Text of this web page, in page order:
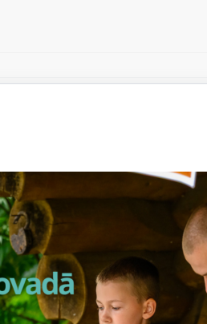
Vēlos atstāt savu e-pastu saziņai